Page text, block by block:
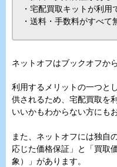
・宅配買取キットが利用
・送料・手数料がすべて
ネットオフはブックオフか
利用するメリットの一つと
供されるため、宅配買取を
いいかもわからない方にも
また、ネットオフには独自
応じた価格保証」と「買取
象）」があります。